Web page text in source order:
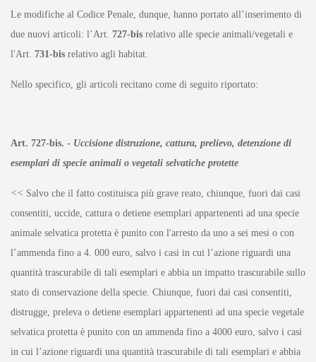
Le modifiche al Codice Penale, dunque, hanno portato all’inserimento di
due nuovi articoli: l’Art. 727-bisrelativo alle specie animali/vegetali e
l'Art. 731-bisrelativo agli habitat.
Nello specifico, gli articoli recitano come di seguito riportato:
Art. 727-bis. - Uccisione distruzione, cattura, prelievo, detenzione di
esemplari di specie animali o vegetali selvatiche protette
<< Salvo che il fatto costituisca più grave reato, chiunque, fuori dai casi
consentiti, uccide, cattura o detiene esemplari appartenenti ad una specie
animale selvatica protetta è punito con l'arresto da uno a sei mesi o con
l’ammenda fino a 4. 000 euro, salvo i casi in cui l’azione riguardi una
quantità trascurabile di tali esemplari e abbia un impatto trascurabile sullo
stato di conservazione della specie. Chiunque, fuori dai casi consentiti,
distrugge, preleva o detiene esemplari appartenenti ad una specie vegetale
selvatica protetta è punito con un ammenda fino a 4000 euro, salvo i casi
in cui l’azione riguardi una quantità trascurabile di tali esemplari e abbia